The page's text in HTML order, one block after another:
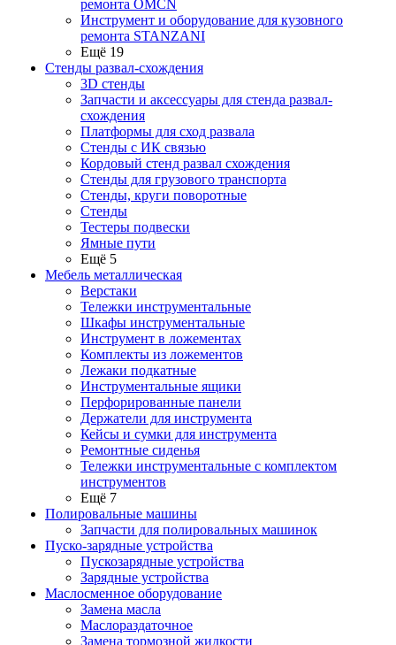
ремонта OMCN
Инструмент и оборудование для кузовного
ремонта STANZANI
Ещё 19
Стенды развал-схождения
3D стенды
Запчасти и аксессуары для стенда развал-
схождения
Платформы для сход развала
Стенды с ИК связью
Кордовый стенд развал схождения
Стенды для грузового транспорта
Стенды, круги поворотные
Стенды
Тестеры подвески
Ямные пути
Ещё 5
Мебель металлическая
Верстаки
Тележки инструментальные
Шкафы инструментальные
Инструмент в ложементах
Комплекты из ложементов
Лежаки подкатные
Инструментальные ящики
Перфорированные панели
Держатели для инструмента
Кейсы и сумки для инструмента
Ремонтные сиденья
Тележки инструментальные с комплектом
инструментов
Ещё 7
Полировальные машины
Запчасти для полировальных машинок
Пуско-зарядные устройства
Пускозарядные устройства
Зарядные устройства
Маслосменное оборудование
Замена масла
Маслораздаточное
Замена тормозной жидкости